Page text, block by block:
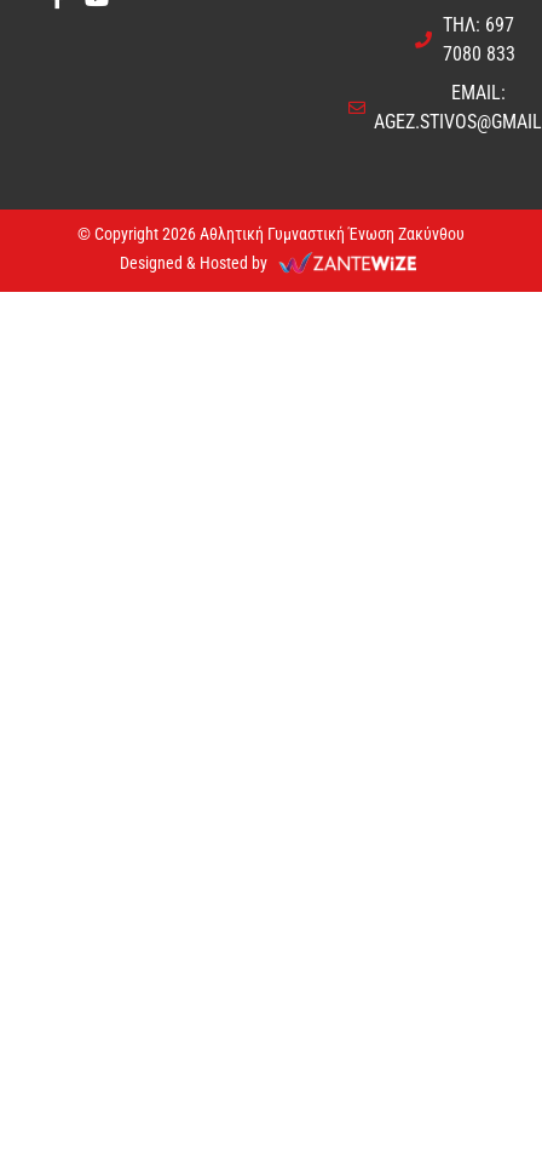
ΤΗΛ: 697
7080 833
EMAIL:
© Copyright 2026 Αθλητική Γυμναστική Ένωση Ζακύνθου
Designed & Hosted by